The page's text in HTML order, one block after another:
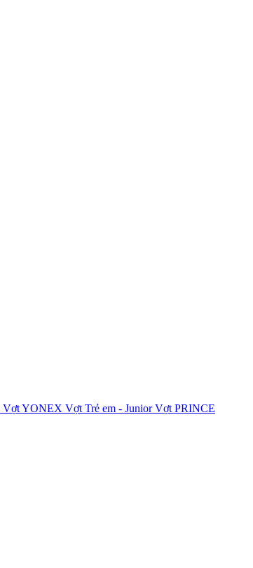
Vợt YONEX Vợt Trẻ em - JuniorVợt PRINCE